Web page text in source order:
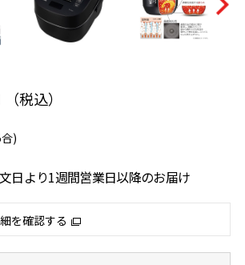
日より1週間営業日以降のお届け
)
を確認する